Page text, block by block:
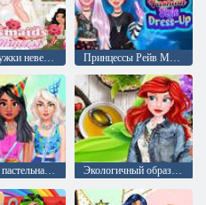
Три подружки невесты для Эллы Принцессы Рейв Модный Стиль Одевалки
Красивая пастельная вечеринка в стиле пастель Экологичный образ жизни для принцесс